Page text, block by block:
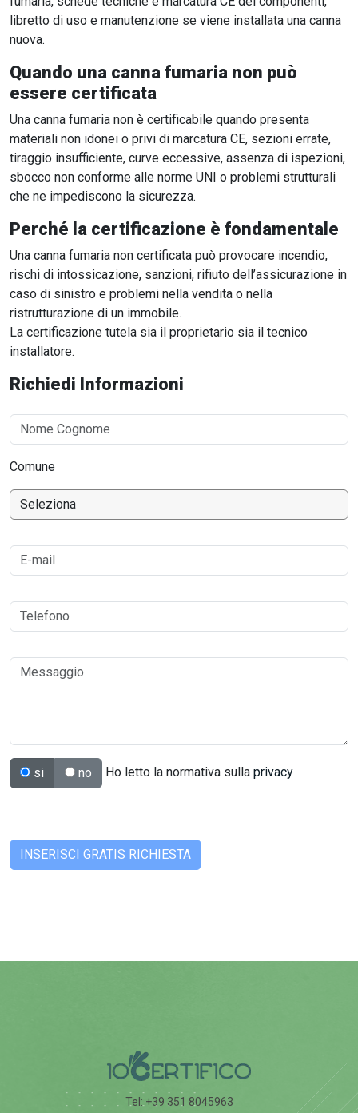
libretto di uso e manutenzione se viene installata una canna
nuova.
Quando una canna fumaria non può
essere certificata
Una canna fumaria non è certificabile quando presenta
materiali non idonei o privi di marcatura CE, sezioni errate,
tiraggio insufficiente, curve eccessive, assenza di ispezioni,
sbocco non conforme alle norme UNI o problemi strutturali
che ne impediscono la sicurezza.
Perché la certificazione è fondamentale
Una canna fumaria non certificata può provocare incendio,
rischi di intossicazione, sanzioni, rifiuto dell’assicurazione in
caso di sinistro e problemi nella vendita o nella
ristrutturazione di un immobile.
La certificazione tutela sia il proprietario sia il tecnico
installatore.
Richiedi Informazioni
Comune
si no Ho letto la normativa sulla privacy
Tel: +39 351 8045963